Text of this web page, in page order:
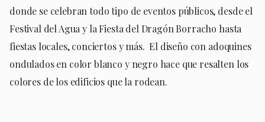
donde se celebran todo tipo de eventos públicos, desde el
Festival del Agua y la Fiesta del Dragón Borracho hasta
fiestas locales, conciertos y más. El diseño con adoquines
ondulados en color blanco y negro hace que resalten los
colores de los edificios que la rodean.